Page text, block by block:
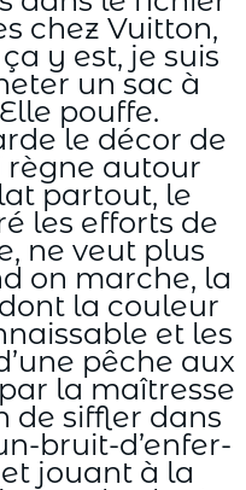
chez Vuitton,
y est, je suis
un sac à
pouffe.
le décor de
règne autour
partout, le
les efforts de
ne veut plus
on marche, la
la couleur
et les
pêche aux
la maîtresse
de siffler dans
bruit-d’enfer-
jouant à la